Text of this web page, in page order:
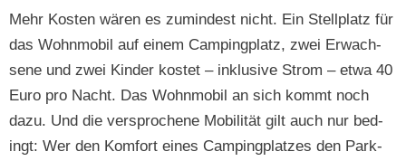
Mehr Kosten wären es zumin­d­est nicht. Ein Stellplatz für
das Wohn­mo­bil auf einem Camp­ing­platz, zwei Erwach­
sene und zwei Kinder kostet – inklu­sive Strom – etwa 40
Euro pro Nacht. Das Wohn­mo­bil an sich kommt noch
dazu. Und die ver­sproch­ene Mobil­ität gilt auch nur bed­
ingt: Wer den Kom­fort eines Camp­ing­platzes den Park­